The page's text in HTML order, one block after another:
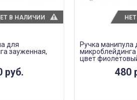
для
зауженная,
руб.
В НАЛИЧИИ
Ручка манипула
цвет
480